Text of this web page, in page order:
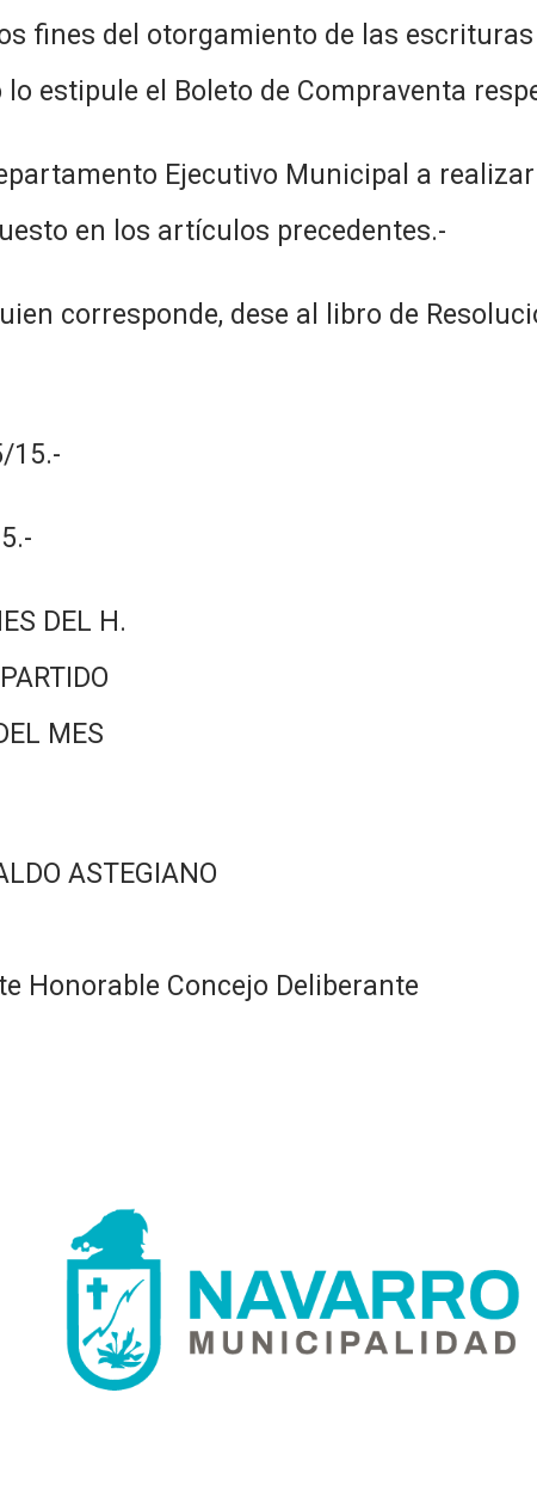
fines del otorgamiento de las
estipule el Boleto de Compraventa
Ejecutivo Municipal a
en los artículos precedentes.-
corresponde, dese al libro de
15.-
DEL H.
MES
ASTEGIANO
Honorable Concejo Deliberante